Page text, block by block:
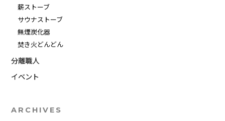
薪ストーブ
サウナストーブ
無煙炭化器
焚き火どんどん
分離職人
イベント
ARCHIVES